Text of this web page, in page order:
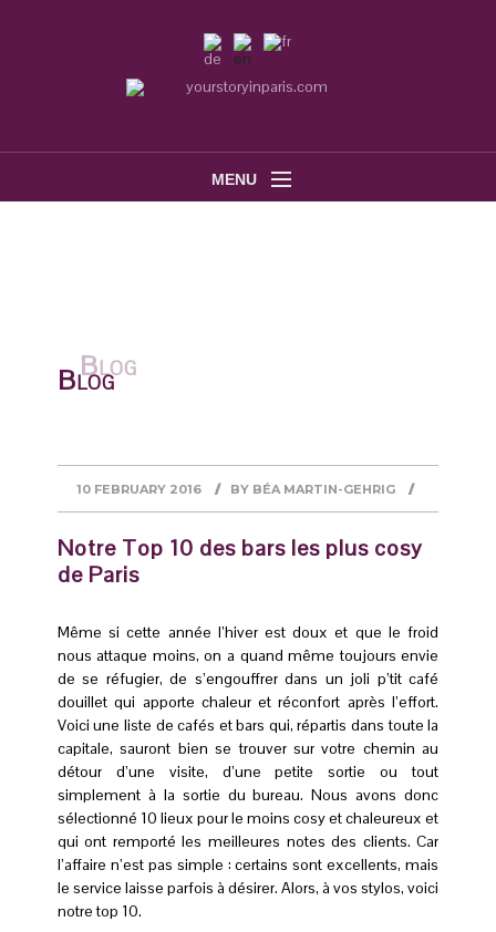
MENU
Blog
10 FEBRUARY 2016 BY BÉA MARTIN-GEHRIG
Notre Top 10 des bars les plus cosy
de Paris
Même si cette année l’hiver est doux et que le froid
nous attaque moins, on a quand même toujours envie
de se réfugier, de s’engouffrer dans un joli p’tit café
douillet qui apporte chaleur et réconfort après l’effort.
Voici une liste de cafés et bars qui, répartis dans toute la
capitale, sauront bien se trouver sur votre chemin au
détour d’une visite, d’une petite sortie ou tout
simplement à la sortie du bureau. Nous avons donc
sélectionné 10 lieux pour le moins cosy et chaleureux et
qui ont remporté les meilleures notes des clients. Car
l’affaire n’est pas simple : certains sont excellents, mais
le service laisse parfois à désirer. Alors, à vos stylos, voici
notre top 10.